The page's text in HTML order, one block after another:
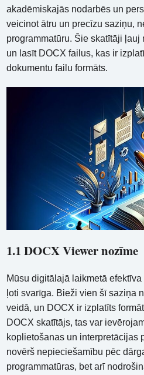
akadēmiskajās nodarbēs un
veicinot ātru un precīzu saziņu,
programmatūru. Šie skatītāji ļauj
un lasīt DOCX failus, kas ir
dokumentu failu formāts.
1.1 DOCX Viewer nozīme
Mūsu digitālajā laikmetā
ļoti svarīga. Bieži vien šī saziņa
veidā, un DOCX ir izplatīts
DOCX skatītājs, tas var
koplietošanas un interpretācijas
novērš nepieciešamību pēc
programmatūras, bet arī